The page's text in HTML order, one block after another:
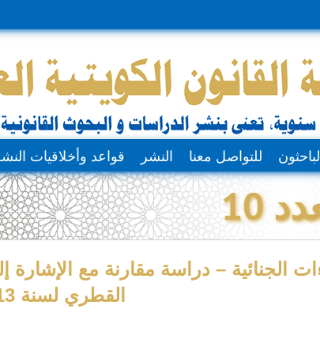
للتواصل معنا النشر قواعد وأخلاقيات
10
الجنائية – دراسة مقارنة مع الإشارة
القطري لسنة 2013 والكويتي لسنة 2015